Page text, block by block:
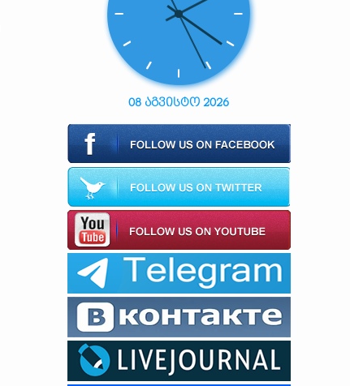
08 აგვისტო 2026